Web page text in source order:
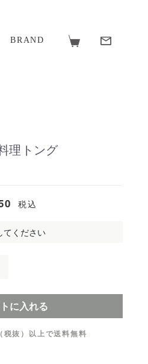
BRAND
理トング
税込
に入れる
抜）以上で送料無料